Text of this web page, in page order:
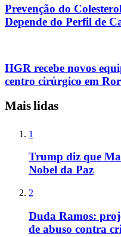
Prevenção do
Depende do Perfil de
HGR recebe novos
centro cirúrgico em
Mais lidas
1
Trump diz que
Nobel da Paz
2
Duda Ramos:
de abuso contra